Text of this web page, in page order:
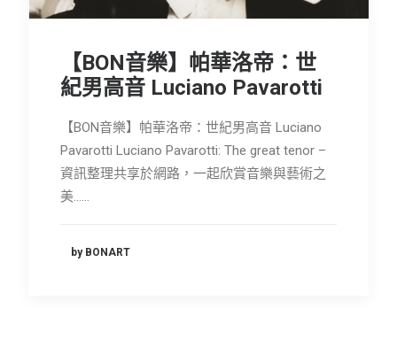
【BON音樂】帕華洛帝：世
紀男高音 Luciano Pavarotti
【BON音樂】帕華洛帝：世紀男高音 Luciano
Pavarotti Luciano Pavarotti: The great tenor –
資訊整理共享於網路，一起欣賞音樂與藝術之
美……
by BONART